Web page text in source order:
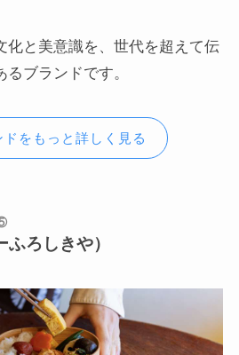
化と美意識を、世代を超えて伝
ブランドです。
ドをもっと詳しく見る
ろしきや）